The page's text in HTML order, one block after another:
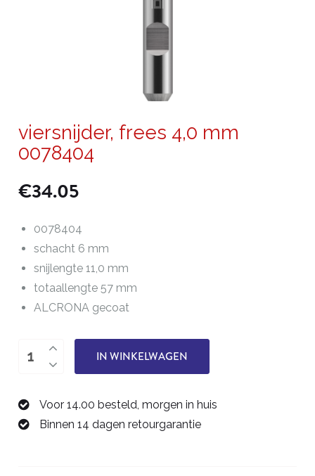
viersnijder, frees 4,0 mm
0078404
€34.05
0078404
schacht 6 mm
snijlengte 11,0 mm
totaallengte 57 mm
ALCRONA gecoat
viersnijder,
mm
0078404
IN WINKELWAGEN
Voor 14.00 besteld, morgen in huis
Binnen 14 dagen retourgarantie